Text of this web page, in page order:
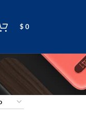
$ 0